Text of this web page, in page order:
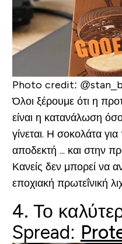
Photo credit:
Όλοι ξέρουμε ότι η
είναι η κατανάλωση
γίνεται. Η σοκολάτα
αποδεκτή ... και στην
Κανείς δεν μπορεί να
εποχιακή πρωτεΐνική
4. Το
Spread: